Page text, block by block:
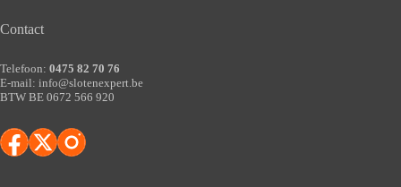
Contact
Telefoon: 0475 82 70 76
E-mail: info@slotenexpert.be
BTW BE 0672 566 920